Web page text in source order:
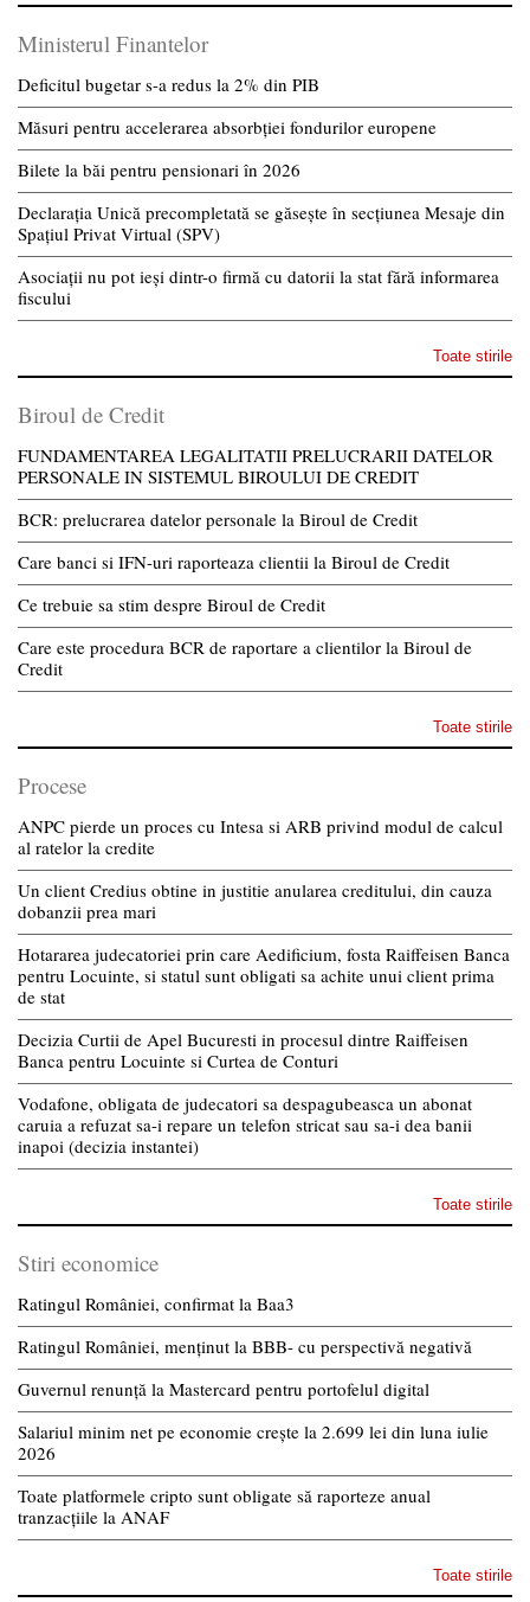
Ministerul Finantelor
Deficitul bugetar s-a redus la 2% din PIB
Măsuri pentru accelerarea absorbției fondurilor europene
Bilete la băi pentru pensionari în 2026
Declarația Unică precompletată se găsește în secțiunea Mesaje din
Spațiul Privat Virtual (SPV)
Asociații nu pot ieși dintr-o firmă cu datorii la stat fără informarea
fiscului
Toate stirile
Biroul de Credit
FUNDAMENTAREA LEGALITATII PRELUCRARII DATELOR
PERSONALE IN SISTEMUL BIROULUI DE CREDIT
BCR: prelucrarea datelor personale la Biroul de Credit
Care banci si IFN-uri raporteaza clientii la Biroul de Credit
Ce trebuie sa stim despre Biroul de Credit
Care este procedura BCR de raportare a clientilor la Biroul de
Credit
Toate stirile
Procese
ANPC pierde un proces cu Intesa si ARB privind modul de calcul
al ratelor la credite
Un client Credius obtine in justitie anularea creditului, din cauza
dobanzii prea mari
Hotararea judecatoriei prin care Aedificium, fosta Raiffeisen Banca
pentru Locuinte, si statul sunt obligati sa achite unui client prima
de stat
Decizia Curtii de Apel Bucuresti in procesul dintre Raiffeisen
Banca pentru Locuinte si Curtea de Conturi
Vodafone, obligata de judecatori sa despagubeasca un abonat
caruia a refuzat sa-i repare un telefon stricat sau sa-i dea banii
inapoi (decizia instantei)
Toate stirile
Stiri economice
Ratingul României, confirmat la Baa3
Ratingul României, menținut la BBB- cu perspectivă negativă
Guvernul renunță la Mastercard pentru portofelul digital
Salariul minim net pe economie crește la 2.699 lei din luna iulie
2026
Toate platformele cripto sunt obligate să raporteze anual
tranzacțiile la ANAF
Toate stirile